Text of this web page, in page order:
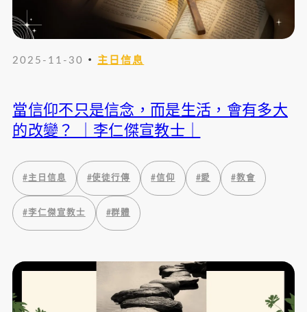
2025-11-30 ・主日信息
當信仰不只是信念，而是生活，會有多大
的改變？ ｜李仁傑宣教士｜
#主日信息 #使徒行傳 #信仰 #愛 #教會
#李仁傑宣教士 #群體